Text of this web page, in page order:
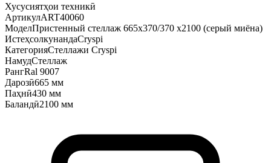
Хусусиятҳои техникӣ
АртикулART40060
МоделПристенный стеллаж 665х370/370 х2100 (серый миёна)
ИстеҳсолкунандаCryspi
КатегорияСтеллажи Cryspi
НамудСтеллаж
РангRal 9007
Дарозӣ665 мм
Паҳнӣ430 мм
Баландӣ2100 мм